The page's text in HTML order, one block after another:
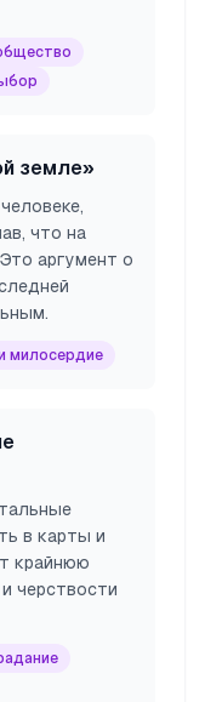
земле»
что на
аргумент о
милосердие
в карты и
крайнюю
черствости